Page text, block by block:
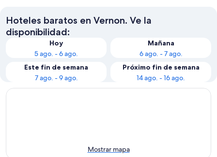
Hoteles baratos en Vernon. Ve la
disponibilidad:
Hoy
5 ago. - 6 ago.
Mañana
6 ago. - 7 ago.
Este fin de semana
7 ago. - 9 ago.
Próximo fin de semana
14 ago. - 16 ago.
Mostrar mapa